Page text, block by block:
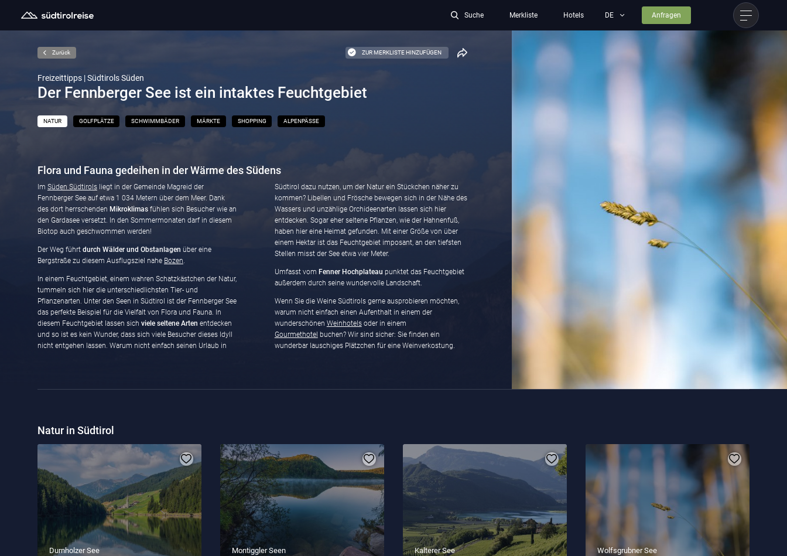
Suche Merkliste Hotels Anfragen
ZUR MERKLISTE HINZUFÜGEN
Zurück
Freizeittipps | Südtirols Süden
Der Fennberger See ist ein intaktes Feuchtgebiet
NATUR GOLFPLÄTZE SCHWIMMBÄDER MÄRKTE SHOPPING ALPENPÄSSE
Flora und Fauna gedeihen in der Wärme des Südens
Im Süden Südtirols liegt in der Gemeinde Magreid der
Fennberger See auf etwa 1 034 Metern über dem Meer. Dank
des dort herrschenden Mikroklimas fühlen sich Besucher wie an
den Gardasee versetzt. In den Sommermonaten darf in diesem
Biotop auch geschwommen werden!
Der Weg führt durch Wälder und Obstanlagen über eine
Bergstraße zu diesem Ausflugsziel nahe Bozen.
In einem Feuchtgebiet, einem wahren Schatzkästchen der Natur,
tummeln sich hier die unterschiedlichsten Tier- und
Pflanzenarten. Unter den Seen in Südtirol ist der Fennberger See
das perfekte Beispiel für die Vielfalt von Flora und Fauna. In
diesem Feuchtgebiet lassen sich viele seltene Arten entdecken
und so ist es kein Wunder, dass sich viele Besucher dieses Idyll
nicht entgehen lassen. Warum nicht einfach seinen Urlaub in
Südtirol dazu nutzen, um der Natur ein Stückchen näher zu
kommen? Libellen und Frösche bewegen sich in der Nähe des
Wassers und unzählige Orchideenarten lassen sich hier
entdecken. Sogar eher seltene Pflanzen, wie der Hahnenfuß,
haben hier eine Heimat gefunden. Mit einer Größe von über
einem Hektar ist das Feuchtgebiet imposant, an den tiefsten
Stellen misst der See etwa vier Meter.
Umfasst vom Fenner Hochplateau punktet das Feuchtgebiet
außerdem durch seine wundervolle Landschaft.
Wenn Sie die Weine Südtirols gerne ausprobieren möchten,
warum nicht einfach einen Aufenthalt in einem der
wunderschönen Weinhotelsoder in einem
Gourmethotel buchen? Wir sind sicher: Sie finden ein
wunderbar lauschiges Plätzchen für eine Weinverkostung.
Natur in Südtirol
Durnholzer See Montiggler Seen Kalterer See Wolfsgrubner See